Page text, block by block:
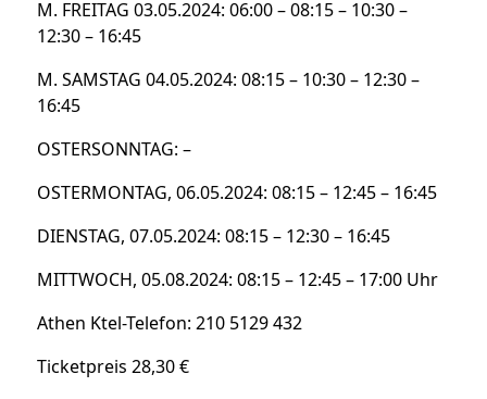
M. FREITAG 03.05.2024: 06:00 – 08:15 – 10:30 –
12:30 – 16:45
M. SAMSTAG 04.05.2024: 08:15 – 10:30 – 12:30 –
16:45
OSTERSONNTAG: –
OSTERMONTAG, 06.05.2024: 08:15 – 12:45 – 16:45
DIENSTAG, 07.05.2024: 08:15 – 12:30 – 16:45
MITTWOCH, 05.08.2024: 08:15 – 12:45 – 17:00 Uhr
Athen Ktel-Telefon: 210 5129 432
Ticketpreis 28,30 €